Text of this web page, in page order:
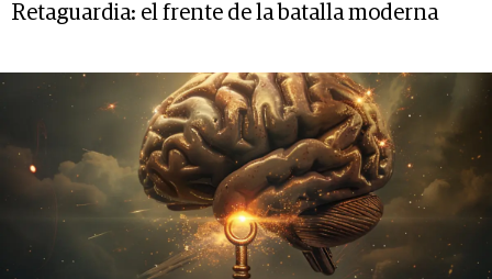
Retaguardia: el frente de la batalla moderna